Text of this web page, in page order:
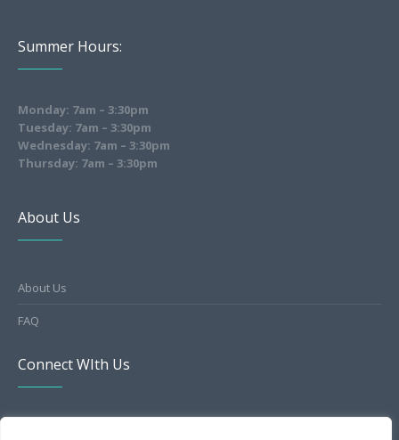
Summer Hours:
Monday: 7am – 3:30pm
Tuesday: 7am – 3:30pm
Wednesday: 7am – 3:30pm
Thursday: 7am – 3:30pm
About Us
About Us
FAQ
Connect WIth Us